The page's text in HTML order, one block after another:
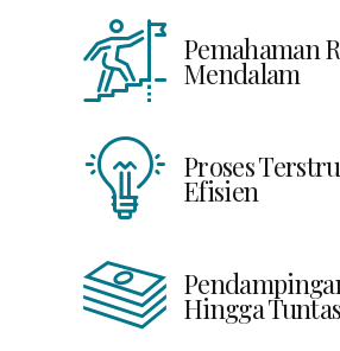
Pemahaman
Mendalam
Proses
Efisien
Hingga Tuntas